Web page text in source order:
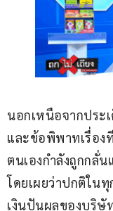
นอกเหนือจากประ
และข้อพิพาทเรื่อง
ตนเองกำลังถูกกลั่น
โดยเผยว่าปกติใน
เงินปันผลของบริษั